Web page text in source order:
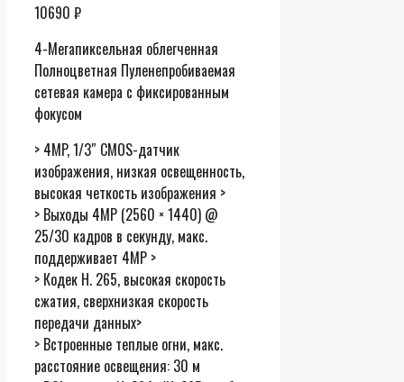
10690 ₽
4-Мегапиксельная облегченная
Полноцветная Пуленепробиваемая
сетевая камера с фиксированным
фокусом
> 4MP, 1/3″ CMOS-датчик
изображения, низкая освещенность,
высокая четкость изображения >
> Выходы 4MP (2560 × 1440) @
25/30 кадров в секунду, макс.
поддерживает 4MP >
> Кодек H. 265, высокая скорость
сжатия, сверхнизкая скорость
передачи данных>
> Встроенные теплые огни, макс.
расстояние освещения: 30 м